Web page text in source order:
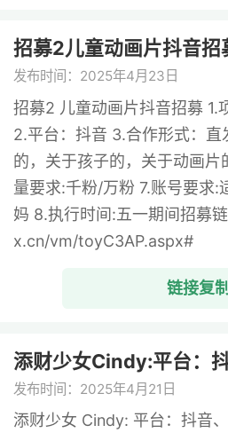
招募2儿童动画片抖音招
发布时间：2025年4月23日
招募2 儿童动画片抖音招募 1.
2.平台：抖音 3.合作形式：
的，关于孩子的，关于动画
量要求:千粉/万粉 7.账号要求:
妈 8.执行时间:五一期间招募
x.cn/vm/toyC3AP.aspx#
链接复制
添财少女Cindy:平台：
发布时间：2025年4月21日
添财少女 Cindy: 平台：抖音